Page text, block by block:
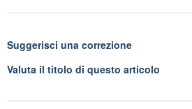
Suggerisci una correzione
Valuta il titolo di questo articolo